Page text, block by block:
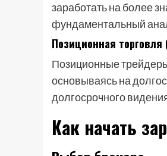
заработать на более
фундаментальный
Позиционная
Позиционные
основываясь на
долгосрочного
Как начать